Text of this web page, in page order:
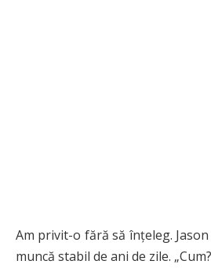
Am privit-o fără să înțeleg.
muncă stabil de ani de zile.